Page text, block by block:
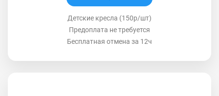
Детские кресла (150р/шт)
Предоплата не требуется
Бесплатная отмена за 12ч